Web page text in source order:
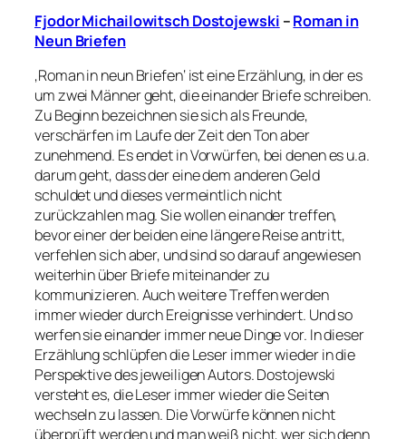
Fjodor Michailowitsch Dostojewski –Roman in
Neun Briefen
‚Roman in neun Briefen‘ ist eine Erzählung, in der es
um zwei Männer geht, die einander Briefe schreiben.
Zu Beginn bezeichnen sie sich als Freunde,
verschärfen im Laufe der Zeit den Ton aber
zunehmend. Es endet in Vorwürfen, bei denen es u.a.
darum geht, dass der eine dem anderen Geld
schuldet und dieses vermeintlich nicht
zurückzahlen mag. Sie wollen einander treffen,
bevor einer der beiden eine längere Reise antritt,
verfehlen sich aber, und sind so darauf angewiesen
weiterhin über Briefe miteinander zu
kommunizieren. Auch weitere Treffen werden
immer wieder durch Ereignisse verhindert. Und so
werfen sie einander immer neue Dinge vor. In dieser
Erzählung schlüpfen die Leser immer wieder in die
Perspektive des jeweiligen Autors. Dostojewski
versteht es, die Leser immer wieder die Seiten
wechseln zu lassen. Die Vorwürfe können nicht
überprüft werden und man weiß nicht, wer sich denn